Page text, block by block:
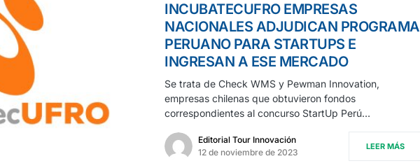
INCUBATECUFRO EMPRESAS
NACIONALES ADJUDICAN PROGRAMA
PERUANO PARA STARTUPS E
INGRESAN A ESE MERCADO
Se trata de Check WMS y Pewman Innovation,
empresas chilenas que obtuvieron fondos
correspondientes al concurso StartUp Perú…
Editorial Tour Innovación
12 de noviembre de 2023
LEER MÁS